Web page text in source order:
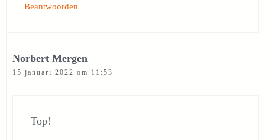
Beantwoorden
Norbert Mergen
15 januari 2022 om 11:53
Top!